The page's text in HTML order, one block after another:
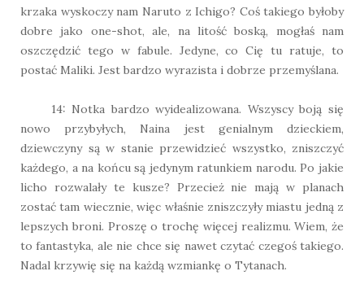
krzaka wyskoczy nam Naruto z Ichigo? Coś takiego byłoby
dobre jako one-shot, ale, na litość boską, mogłaś nam
oszczędzić tego w fabule. Jedyne, co Cię tu ratuje, to
postać Maliki. Jest bardzo wyrazista i dobrze przemyślana.
14: Notka bardzo wyidealizowana. Wszyscy boją się
nowo przybyłych, Naina jest genialnym dzieckiem,
dziewczyny są w stanie przewidzieć wszystko, zniszczyć
każdego, a na końcu są jedynym ratunkiem narodu. Po jakie
licho rozwalały te kusze? Przecież nie mają w planach
zostać tam wiecznie, więc właśnie zniszczyły miastu jedną z
lepszych broni. Proszę o trochę więcej realizmu. Wiem, że
to fantastyka, ale nie chce się nawet czytać czegoś takiego.
Nadal krzywię się na każdą wzmiankę o Tytanach.